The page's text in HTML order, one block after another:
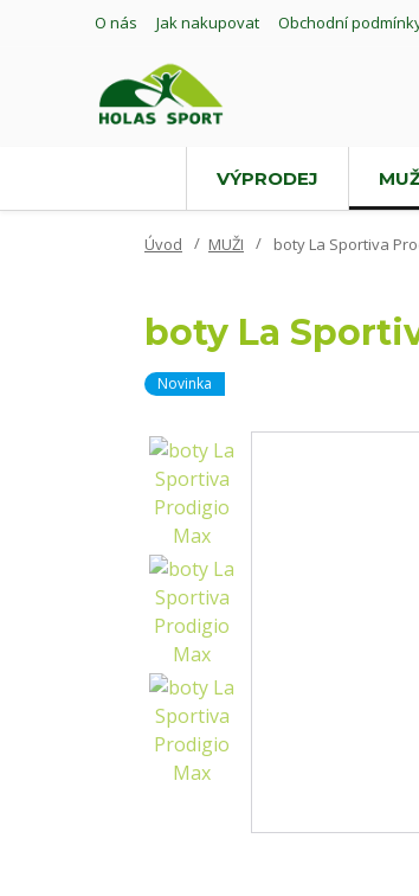
O nás Jak nakupovat Obchodní
VÝPRODEJ
Úvod MUŽI boty La Sportiva
boty La
Novinka